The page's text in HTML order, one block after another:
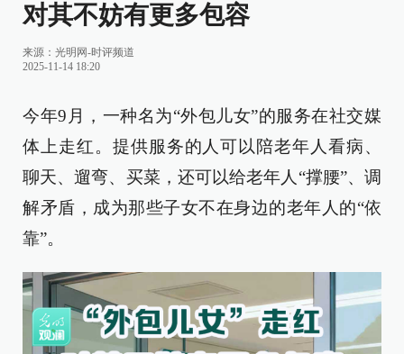
对其不妨有更多包容
来源： 光明网-时评频道
2025-11-14 18:20
今年9月，一种名为“外包儿女”的服务在社交媒
体上走红。提供服务的人可以陪老年人看病、
聊天、遛弯、买菜，还可以给老年人“撑腰”、调
解矛盾，成为那些子女不在身边的老年人的“依
靠”。